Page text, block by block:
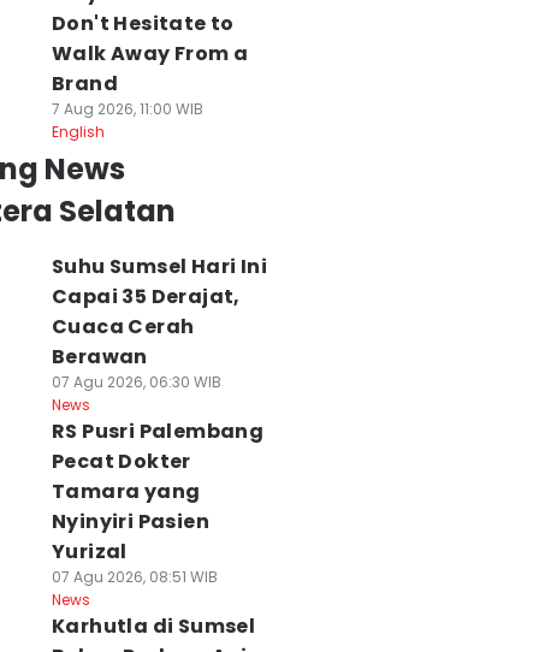
Don't Hesitate to
Walk Away From a
Brand
7 Aug 2026, 11:00 WIB
English
News
Selatan
Suhu Sumsel Hari Ini
Capai 35 Derajat,
Cuaca Cerah
Berawan
07 Agu 2026, 06:30 WIB
News
RS Pusri Palembang
Pecat Dokter
Tamara yang
Nyinyiri Pasien
Yurizal
07 Agu 2026, 08:51 WIB
News
Karhutla di Sumsel